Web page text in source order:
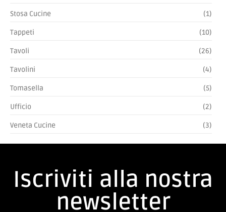
Stosa Cucine (1)
Tappeti (10)
Tavoli (26)
Tavolini (4)
Tomasella (5)
Ufficio (2)
Veneta Cucine (3)
Iscriviti alla nostra
newsletter